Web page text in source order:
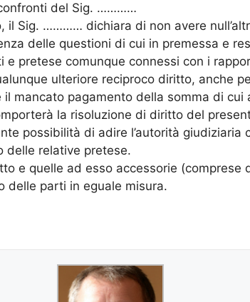
del Sig. …………
il Sig. ………… dichiara di non avere
delle questioni di cui in premessa e
pretese comunque connessi con i
ulteriore reciproco diritto, anche
mancato pagamento della somma di cui
la risoluzione di diritto del
possibilità di adire l’autorità giudiziaria
delle relative pretese.
e quelle ad esso accessorie (comprese
delle parti in eguale misura.